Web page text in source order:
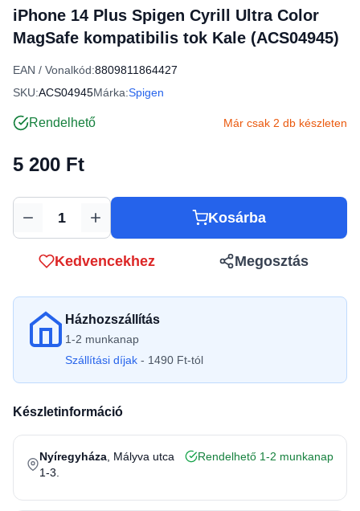
iPhone 14 Plus Spigen Cyrill Ultra Color
MagSafe kompatibilis tok Kale (ACS04945)
EAN / Vonalkód:8809811864427
SKU:ACS04945Márka:Spigen
Rendelhető Már csak 2 db készleten
5 200 Ft
Mennyiség Kosárba
Kedvencekhez Megosztás
Házhozszállítás
1-2 munkanap
Szállítási díjak - 1490 Ft-tól
Készletinformáció
Nyíregyháza , Mályva utca
1-3.
Rendelhető 1-2 munkanap